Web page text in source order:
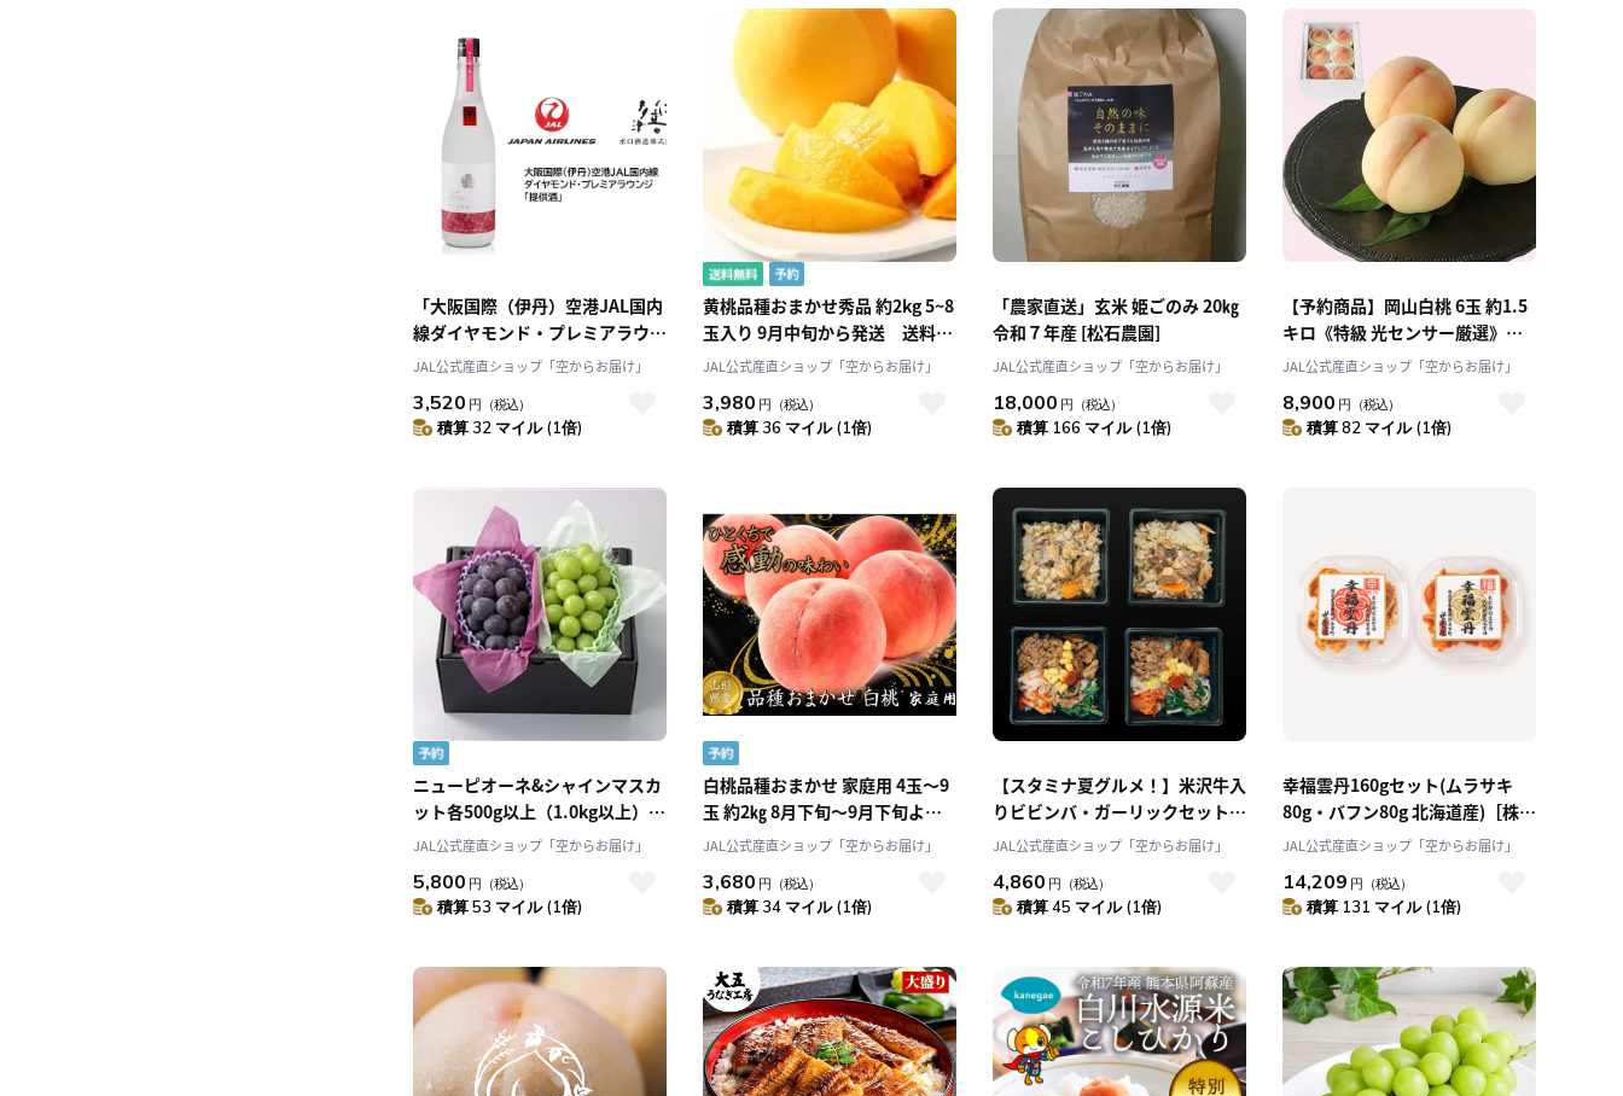
「大阪国際（伊丹）空港JAL国内
線ダイヤモンド・プレミアラウン
ジ「提供酒」採用」水口酒造 仁
酵母 720ml［水口酒造株式会
社］
JAL公式産直ショップ「空からお届け」
3,520 円 （税込）
積算 32 マイル (1倍)
黄桃品種おまかせ秀品 約2kg 5~8
玉入り 9月中旬から発送 送料無
料「アンスリーファーム」
JAL公式産直ショップ「空からお届け」
3,980 円 （税込）
積算 36 マイル (1倍)
「農家直送」玄米 姫ごのみ 20㎏
令和７年産 [松石農園]
JAL公式産直ショップ「空からお届け」
18,000 円 （税込）
積算 166 マイル (1倍)
【予約商品】岡山白桃 6玉 約1.5
キロ《特級 光センサー厳選》
「桃茂実苑(ともみえん)」7月上
JAL公式産直ショップ「空からお届け」
8,900 円 （税込）
積算 82 マイル (1倍)
ニューピオーネ&シャインマスカ
ット各500g以上（1.0kg以上）
〔葡萄農家が贈る〕こだわり満載
「Nini farm」
JAL公式産直ショップ「空からお届け」
5,800 円 （税込）
積算 53 マイル (1倍)
白桃品種おまかせ 家庭用 4玉～9
玉 約2㎏ 8月下旬～9月下旬より
発送「アンスリーファーム」
JAL公式産直ショップ「空からお届け」
3,680 円 （税込）
積算 34 マイル (1倍)
【スタミナ夏グルメ！】米沢牛入
りビビンバ・ガーリックセット
160g×各2個 計4個 米沢牛黄木
沢牛黄木]※簡易箱使用
JAL公式産直ショップ「空からお届け」
4,860 円 （税込）
積算 45 マイル (1倍)
幸福雲丹160gセット(ムラサキ
80g・バフン80g 北海道産)［株式
会社世壱屋］
JAL公式産直ショップ「空からお届け」
14,209 円 （税込）
積算 131 マイル (1倍)